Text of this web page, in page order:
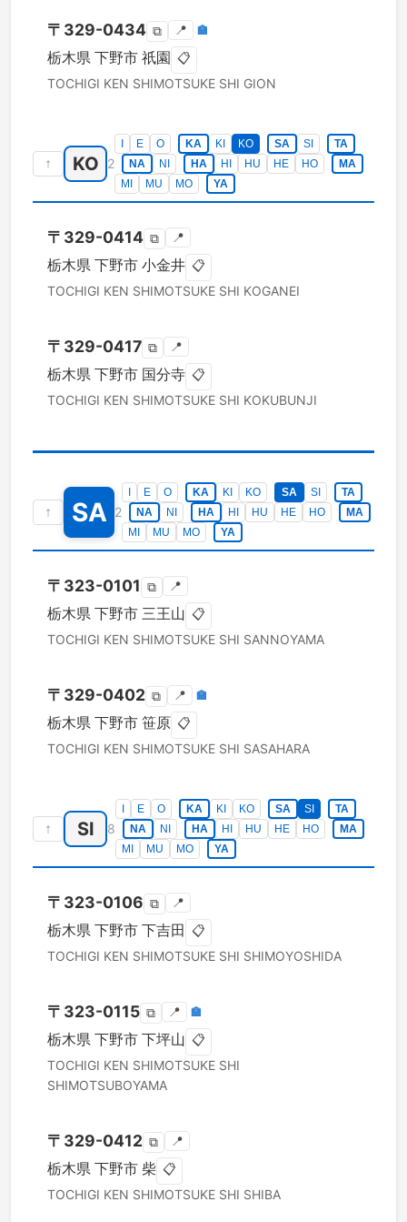
〒 329-0434 ⧉ 📍 🏣
栃木県 下野市 祇園 📋
TOCHIGI KEN SHIMOTSUKE SHI GION
↑ KO 2
E O KA KI KO SA SI
TA
NA
NI HA HI HU HE HO
MA
MI
MU MO YA
〒 329-0414 ⧉ 📍
栃木県 下野市 小金井 📋
TOCHIGI KEN SHIMOTSUKE SHI KOGANEI
〒 329-0417 ⧉ 📍
栃木県 下野市 国分寺 📋
TOCHIGI KEN SHIMOTSUKE SHI KOKUBUNJI
↑ SA 2
E O KA KI KO SA SI
TA
NA
NI HA HI HU HE HO
MA
MI
MU MO YA
〒 323-0101 ⧉ 📍
栃木県 下野市 三王山 📋
TOCHIGI KEN SHIMOTSUKE SHI SANNOYAMA
〒 329-0402 ⧉ 📍 🏣
栃木県 下野市 笹原 📋
TOCHIGI KEN SHIMOTSUKE SHI SASAHARA
↑ SI 8
E O KA KI KO SA SI
TA
NA
NI HA HI HU HE HO
MA
MI
MU MO YA
〒 323-0106 ⧉ 📍
栃木県 下野市 下吉田 📋
TOCHIGI KEN SHIMOTSUKE SHI SHIMOYOSHIDA
〒 323-0115 ⧉ 📍 🏣
栃木県 下野市 下坪山 📋
TOCHIGI KEN SHIMOTSUKE SHI
SHIMOTSUBOYAMA
〒 329-0412 ⧉ 📍
栃木県 下野市 柴 📋
TOCHIGI KEN SHIMOTSUKE SHI SHIBA